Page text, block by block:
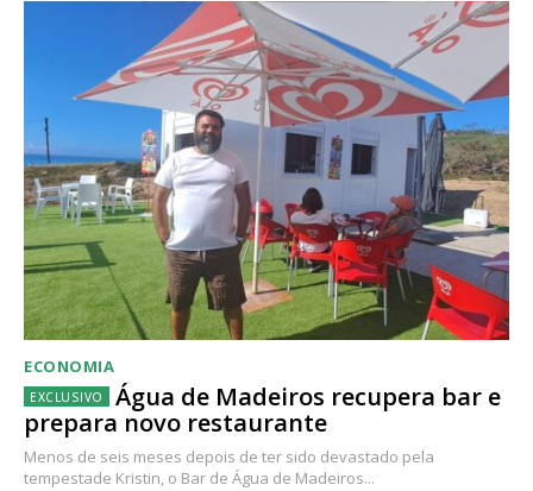
ECONOMIA
Água de Madeiros recupera bar e
prepara novo restaurante
Menos de seis meses depois de ter sido devastado pela
tempestade Kristin, o Bar de Água de Madeiros...